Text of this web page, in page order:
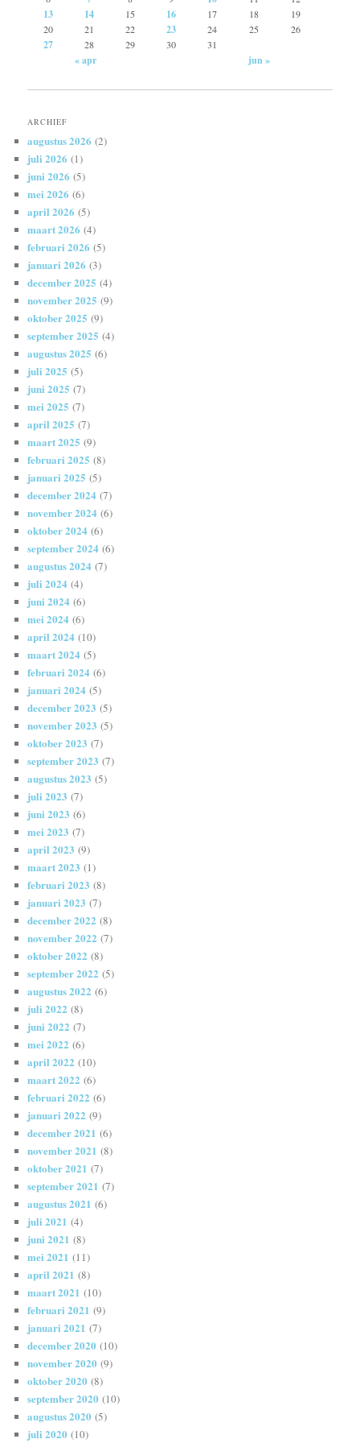
13 14 15 16 17 18
19
20
21 22 23 24 25 26
27 28 29 30 31
« apr jun »
ARCHIEF
augustus 2026 (2)
juli 2026 (1)
juni 2026 (5)
mei 2026 (6)
april 2026 (5)
maart 2026 (4)
februari 2026 (5)
januari 2026 (3)
december 2025 (4)
november 2025 (9)
oktober 2025 (9)
september 2025 (4)
augustus 2025 (6)
juli 2025 (5)
juni 2025 (7)
mei 2025 (7)
april 2025 (7)
maart 2025 (9)
februari 2025 (8)
januari 2025 (5)
december 2024 (7)
november 2024 (6)
oktober 2024 (6)
september 2024 (6)
augustus 2024 (7)
juli 2024 (4)
juni 2024 (6)
mei 2024 (6)
april 2024 (10)
maart 2024 (5)
februari 2024 (6)
januari 2024 (5)
december 2023 (5)
november 2023 (5)
oktober 2023 (7)
september 2023 (7)
augustus 2023 (5)
juli 2023 (7)
juni 2023 (6)
mei 2023 (7)
april 2023 (9)
maart 2023 (1)
februari 2023 (8)
januari 2023 (7)
december 2022 (8)
november 2022 (7)
oktober 2022 (8)
september 2022 (5)
augustus 2022 (6)
juli 2022 (8)
juni 2022 (7)
mei 2022 (6)
april 2022 (10)
maart 2022 (6)
februari 2022 (6)
januari 2022 (9)
december 2021 (6)
november 2021 (8)
oktober 2021 (7)
september 2021 (7)
augustus 2021 (6)
juli 2021 (4)
juni 2021 (8)
mei 2021 (11)
april 2021 (8)
maart 2021 (10)
februari 2021 (9)
januari 2021 (7)
december 2020 (10)
november 2020 (9)
oktober 2020 (8)
september 2020 (10)
augustus 2020 (5)
juli 2020 (10)